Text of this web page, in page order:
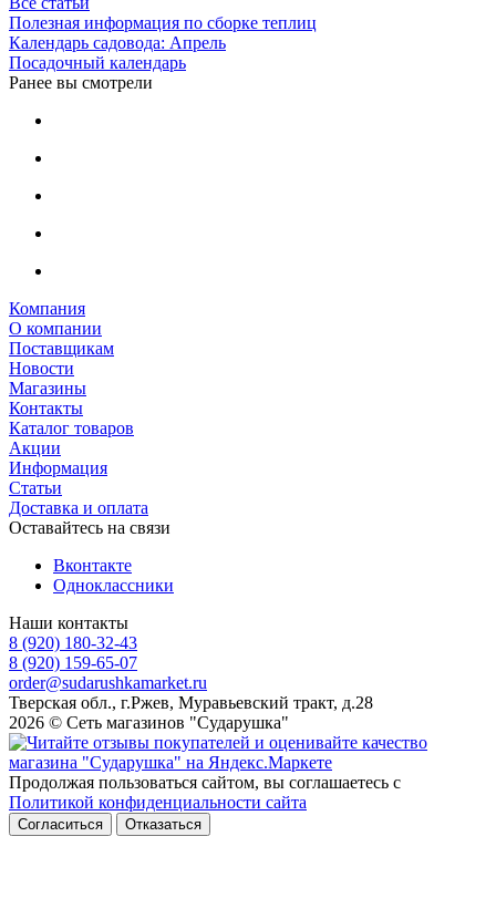
Полезная информация по сборке теплиц
Календарь садовода: Апрель
Посадочный календарь
Ранее вы смотрели
Компания
О компании
Поставщикам
Новости
Магазины
Контакты
Каталог товаров
Акции
Информация
Статьи
Доставка и оплата
Оставайтесь на связи
Вконтакте
Одноклассники
Наши контакты
8 (920) 180-32-43
8 (920) 159-65-07
order@sudarushkamarket.ru
Тверская обл., г.Ржев, Муравьевский тракт, д.28
2026 © Сеть магазинов "Сударушка"
Продолжая пользоваться сайтом, вы соглашаетесь с
Политикой конфиденциальности сайта
Согласиться Отказаться